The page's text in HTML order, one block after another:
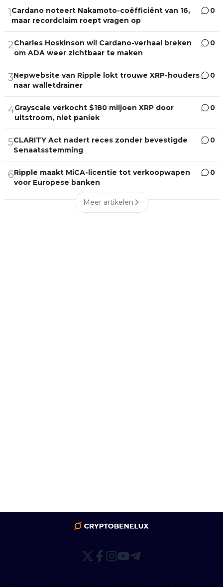
1Cardano noteert Nakamoto-coëfficiënt van 16,
maar recordclaim roept vragen op
0
2Charles Hoskinson wil Cardano-verhaal breken
om ADA weer zichtbaar te maken
0
3Nepwebsite van Ripple lokt trouwe XRP-houders
naar walletdrainer
0
4Grayscale verkocht $180 miljoen XRP door
uitstroom, niet paniek
0
5CLARITY Act nadert reces zonder bevestigde
Senaatsstemming
0
6Ripple maakt MiCA-licentie tot verkoopwapen
voor Europese banken
0
Meer artikelen